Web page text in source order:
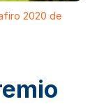
2020 de